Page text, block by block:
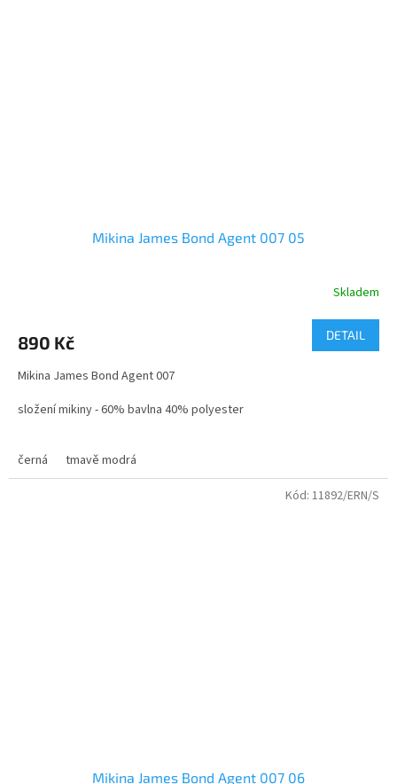
Mikina James Bond Agent 007 05
Skladem
890 Kč DETAIL
Mikina James Bond Agent 007
složení mikiny - 60% bavlna 40% polyester
kombinuje polyester a bavlnu, což zajišťuje měkkost a prodyšnost.
Vnější vrstva je hladká a lesklá, zatímco vnitřní strana je jemná a
černá tmavě modrá
Mikina James Bond Agent 007 06
Kód: 11892/ERN/S